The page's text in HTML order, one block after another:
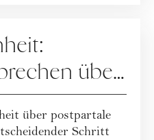
über
Depression
über postpartale
Schritt